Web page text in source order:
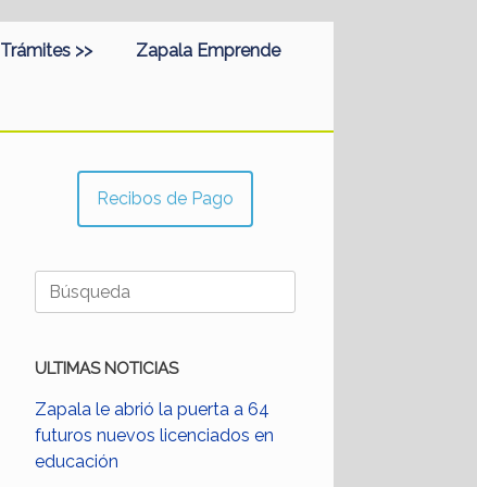
Trámites >> Zapala Emprende
Recibos de Pago
Buscar:
ULTIMAS NOTICIAS
Zapala le abrió la puerta a 64
futuros nuevos licenciados en
educación